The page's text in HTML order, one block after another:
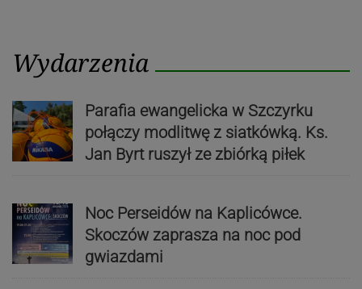
Wydarzenia
Parafia ewangelicka w Szczyrku
połączy modlitwę z siatkówką. Ks.
Jan Byrt ruszył ze zbiórką piłek
Noc Perseidów na Kaplicówce.
Skoczów zaprasza na noc pod
gwiazdami